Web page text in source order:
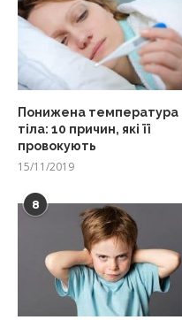
Понижена температура
тіла: 10 причин, які її
провокують
15/11/2019
8